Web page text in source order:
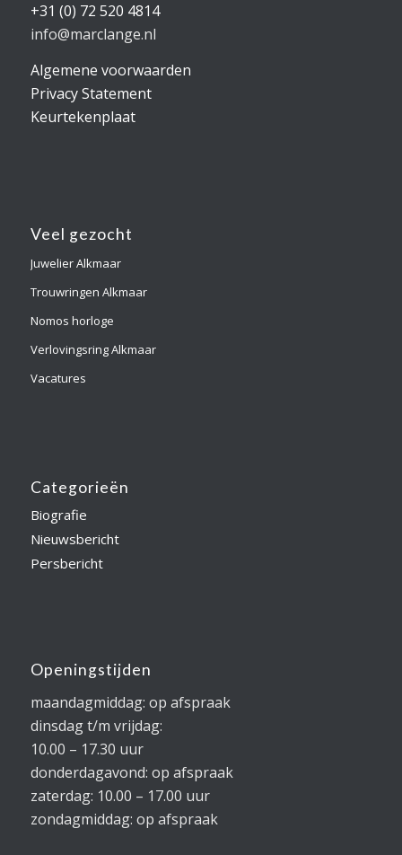
+31 (0) 72 520 4814
info@marclange.nl
Algemene voorwaarden
Privacy Statement
Keurtekenplaat
Veel gezocht
Juwelier Alkmaar
Trouwringen Alkmaar
Nomos horloge
Verlovingsring Alkmaar
Vacatures
Categorieën
Biografie
Nieuwsbericht
Persbericht
Openingstijden
maandagmiddag: op afspraak
dinsdag t/m vrijdag:
10.00 – 17.30 uur
donderdagavond: op afspraak
zaterdag: 10.00 – 17.00 uur
zondagmiddag: op afspraak